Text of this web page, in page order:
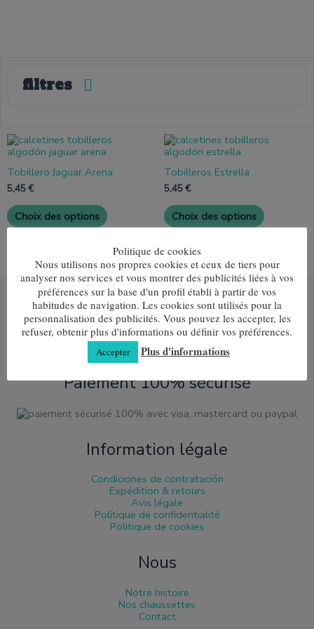
filtres
Tobillero Jaguar Arena
5,45€
Choix des options
Ce
plusieurs
options
peuvent
choisies
sur
la
page
de
produit
Tobilleros Estrella
5,45€
Choix des options
Ce
options
peuvent
la
page
de
produit
Chaussettes pour se sentir à l'aise. Laine mérinos et coton
100% avec manchette anti-pression.
Paiement 100% sécurisé
Information légale
Condiciones de contratación
Expédition & retours
Avis légale
Politique de confidentialité
Politique de cookies
Nous
Notre histoire
Nos chaussettes
Contact
Politique de cookies
Nous utilisons nos propres cookies et ceux de tiers pour
analyser nos services et vous montrer des publicités liées à vos
préférences sur la base d'un profil établi à partir de vos
habitudes de navigation. Les cookies sont utilisés pour la
personnalisation des publicités. Vous pouvez les accepter, les
refuser, obtenir plus d'informations ou définir vos préférences.
Accepter Plus d'informations